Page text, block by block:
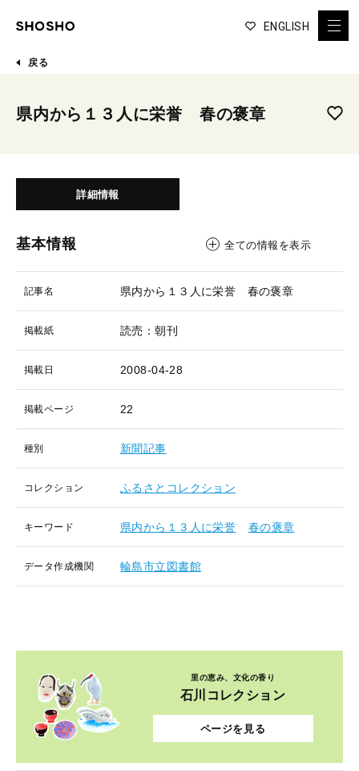
ENGLISH
戻る
県内から１３人に栄誉 春の褒章
詳細情報
基本情報 全ての情報を表示
記事名 県内から１３人に栄誉 春の褒章
掲載紙 読売：朝刊
掲載日 2008-04-28
掲載ページ 22
種別 新聞記事
コレクション ふるさとコレクション
キーワード 県内から１３人に栄誉 春の褒章
データ作成機関 輪島市立図書館
里の恵み、文化の香り
石川コレクション
ページを見る